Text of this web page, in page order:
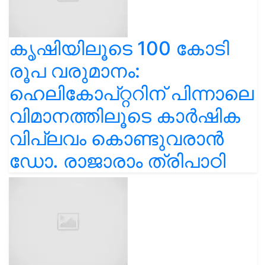
കൃഷിയിലൂടെ 100 കോടി
രൂപ വരുമാനം:
ഹെലികോപ്റ്ററിന് പിന്നാലെ
വിമാനത്തിലൂടെ കാർഷിക
വിപ്ലവം കൊണ്ടുവരാൻ
ഡോ. രാജാരാം ത്രിപാഠി